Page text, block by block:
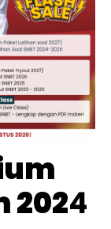
2024